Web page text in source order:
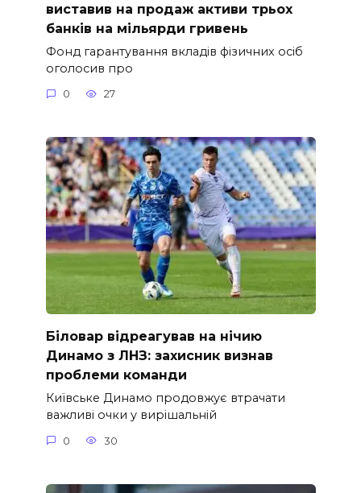
виставив на продаж активи трьох
банків на мільярди гривень
Фонд гарантування вкладів фізичних осіб
оголосив про
0 27
Біловар відреагував на нічию
Динамо з ЛНЗ: захисник визнав
проблеми команди
Київське Динамо продовжує втрачати
важливі очки у вирішальній
0 30